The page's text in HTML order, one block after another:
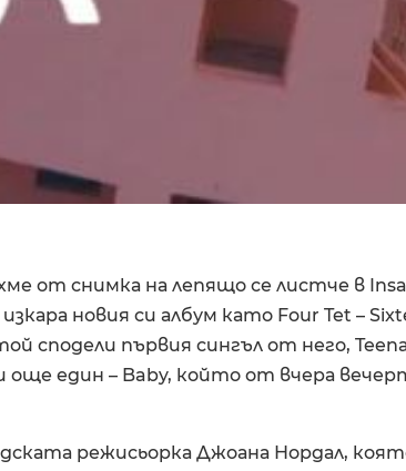
от снимка на лепящо се листче в
новия си албум като Four Tet –
сподели първия сингъл от него,
още един – Baby, който от вчера
режисьорка Джоана Нордал,